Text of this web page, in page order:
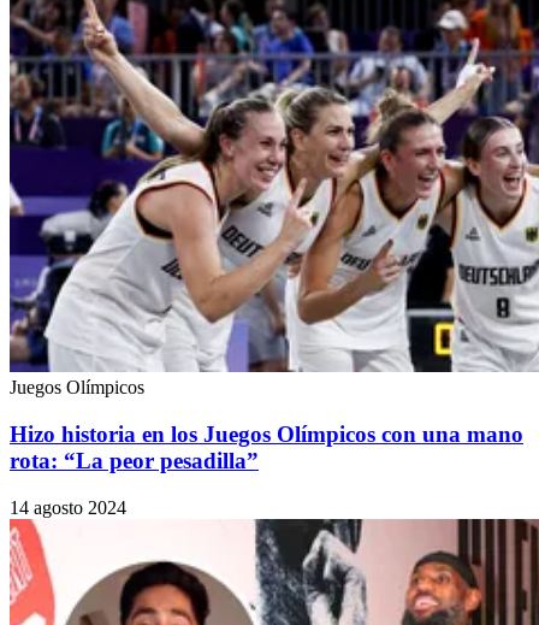
Juegos Olímpicos
Hizo historia en los Juegos Olímpicos con una mano
rota: “La peor pesadilla”
14 agosto 2024